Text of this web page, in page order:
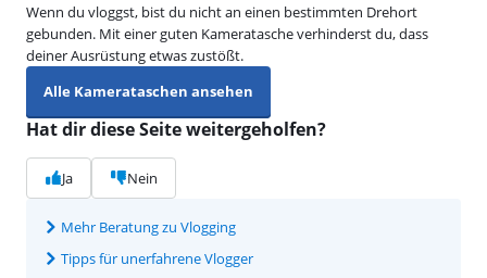
Wenn du vloggst, bist du nicht an einen bestimmten Drehort
gebunden. Mit einer guten Kameratasche verhinderst du, dass
deiner Ausrüstung etwas zustößt.
Alle Kamerataschen ansehen
Hat dir diese Seite weitergeholfen?
Ja Nein
Mehr Beratung zu Vlogging
Tipps für unerfahrene Vlogger